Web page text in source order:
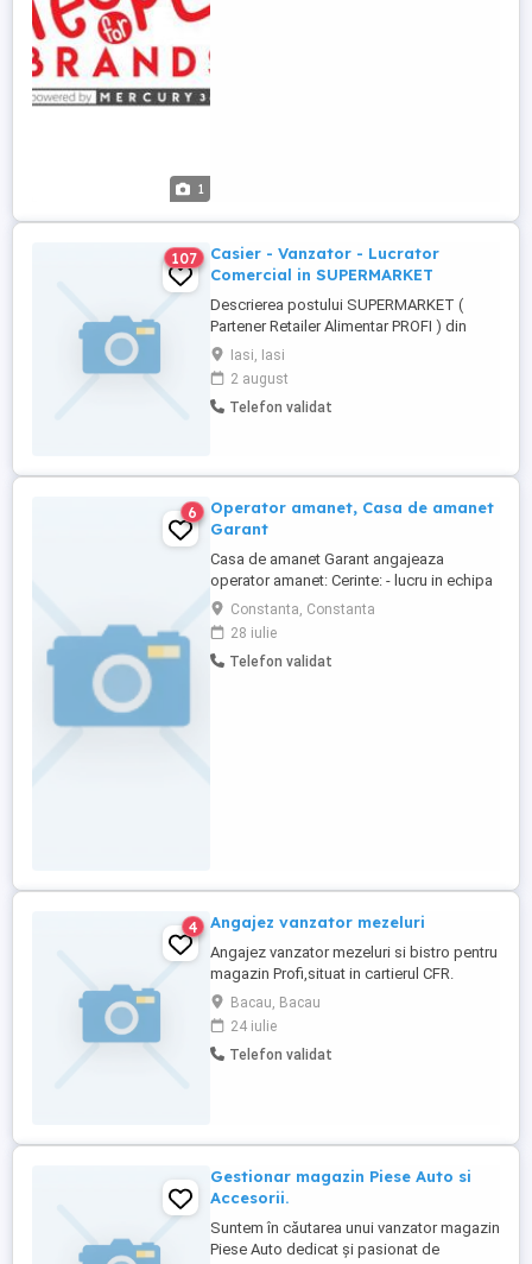
1
107
Casier - Vanzator - Lucrator
Comercial in SUPERMARKET
Descrierea postului SUPERMARKET (
Partener Retailer Alimentar PROFI ) din
IASI, Zona BASARABI-OLIMP, Capat Parc
VOIEVOZLIOR, Cartier Alexandru cel Bun,
recruteaza personal pentru postul de
casier-lucrator comercial ( vanzator ).
Iasi, Iasi
2 august
Telefon validat
6
Operator amanet, Casa de amanet
Garant
Casa de amanet Garant angajeaza
operator amanet: Cerinte: - lucru in echipa
- atentie la detalii - seriozitate,
corectitudine - experienta in domeniu
constituie avantaj Oferim: - training platit -
salariu atractiv - bonuri de masa - bonusuri
Constanta, Constanta
28 iulie
Telefon validat
4 Angajez vanzator mezeluri
Angajez vanzator mezeluri si bistro pentru
magazin Profi,situat in cartierul CFR.
Program de lucru in 2 schimburi,8 ore
zi.Full time. Experienta constituie avantaj.
Pentru mai multe detalii apelati
Bacau, Bacau
24 iulie
Telefon validat
Gestionar magazin Piese Auto si
Accesorii.
Suntem în căutarea unui vanzator magazin
Piese Auto dedicat și pasionat de